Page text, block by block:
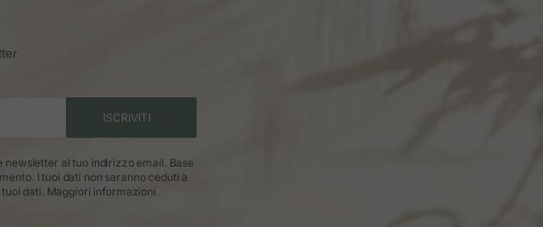
ISCRIVITI
newsletter al tuo indirizzo email. Base
I tuoi dati non saranno ceduti a
dati. Maggiori informazioni